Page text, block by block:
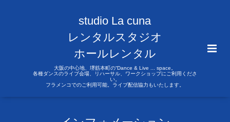
studio La cuna
レンタルスタジオ
ホールレンタル
大阪の中心地、堺筋本町の“Dance & Live ... space。
各種ダンスのライブ会場、リハーサル、ワークショップにご利用くださ
い。
フラメンコでのご利用可能。ライブ配信協力もいたします。